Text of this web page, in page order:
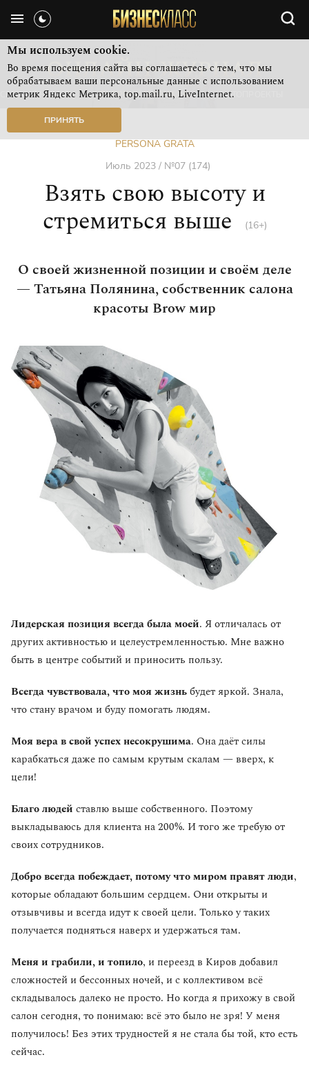
СВЕЖИЙ НОМЕР РУБРИКИ ЖУРНАЛА ФОТОПРОЕКТЫ
Мы используем cookie.
Во время посещения сайта вы соглашаетесь с тем, что мы
обрабатываем ваши персональные данные с использованием
метрик Яндекс Метрика, top.mail.ru, LiveInternet.
ПРИНЯТЬ
PERSONA GRATA
Июль 2023 / №07 (174)
Взять свою высоту и
стремиться выше (16+)
О своей жизненной позиции и своём деле
— Татьяна Полянина, собственник салона
красоты Brow мир
Лидерская позиция всегда была моей. Я отличалась от
других активностью и целеустремленностью. Мне важно
быть в центре событий и приносить пользу.
Всегда чувствовала, что моя жизньбудет яркой. Знала,
что стану врачом и буду помогать людям.
Моя вера в свой успех несокрушима. Она даёт силы
карабкаться даже по самым крутым скалам — вверх, к
цели!
Благо людей ставлю выше собственного. Поэтому
выкладываюсь для клиента на 200%. И того же требую от
своих сотрудников.
Добро всегда побеждает, потому что миром правят люди,
которые обладают большим сердцем. Они открыты и
отзывчивы и всегда идут к своей цели. Только у таких
получается подняться наверх и удержаться там.
Меня и грабили, и топило, и переезд в Киров добавил
сложностей и бессонных ночей, и с коллективом всё
складывалось далеко не просто. Но когда я прихожу в свой
салон сегодня, то понимаю: всё это было не зря! У меня
получилось! Без этих трудностей я не стала бы той, кто есть
сейчас.